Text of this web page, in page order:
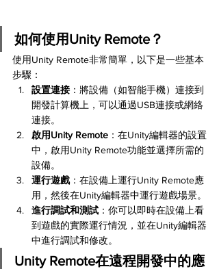
如何使用Unity Remote？
使用Unity Remote非常簡單，以下是一些基本
步驟：
設置連接 ：將設備（如智能手機）連接到
開發計算機上，可以通過USB連接或網絡
連接。
啟用Unity Remote ：在Unity編輯器的設置
中，啟用Unity Remote功能並選擇所需的
設備。
運行遊戲：在設備上運行Unity Remote應
用，然後在Unity編輯器中運行遊戲場景。
進行調試和測試 ：你可以即時在設備上看
到遊戲的實際運行情況，並在Unity編輯器
中進行調試和修改。
Unity Remote在遠程開發中的應